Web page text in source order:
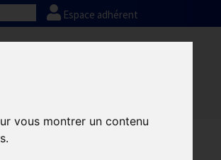
vous montrer un contenu
Espace adhérent